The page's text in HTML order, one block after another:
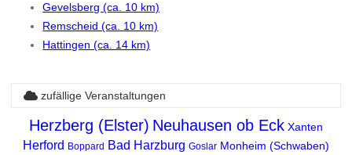
Gevelsberg (ca. 10 km)
Remscheid (ca. 10 km)
Hattingen (ca. 14 km)
zufällige Veranstaltungen
Herzberg (Elster) Neuhausen ob Eck Xanten
Herford Boppard Bad Harzburg Goslar Monheim (Schwaben)